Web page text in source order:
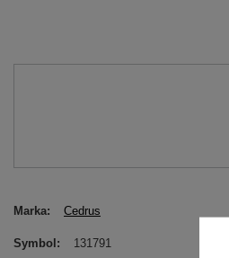
Marka Cedrus
Symbol 131791